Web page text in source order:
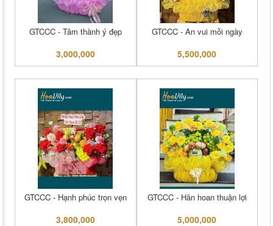
GTCCC - Tâm thành ý đẹp
3,000,000
GTCCC - An vui mỗi ngày
5,500,000
GTCCC - Hạnh phúc trọn vẹn
3,800,000
GTCCC - Hân hoan thuận lợi
5,000,000